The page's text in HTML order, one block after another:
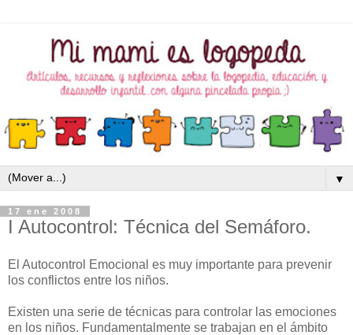
▼
17 ene 2008
I Autocontrol: Técnica del Semáforo.
El Autocontrol Emocional es muy importante para prevenir
los conflictos entre los niños.
Existen una serie de técnicas para controlar las emociones
en los niños. Fundamentalmente se trabajan en el ámbito